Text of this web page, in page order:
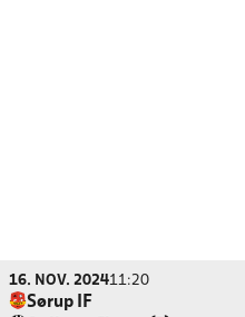
16. NOV. 202411:20
Sørup IF